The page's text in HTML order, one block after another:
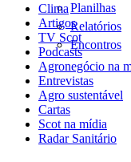
Planilhas
Relatórios
Encontros
Clima
Artigos
TV Scot
Podcasts
Agronegócio na
Entrevistas
Agro sustentável
Cartas
Scot na mídia
Radar Sanitário